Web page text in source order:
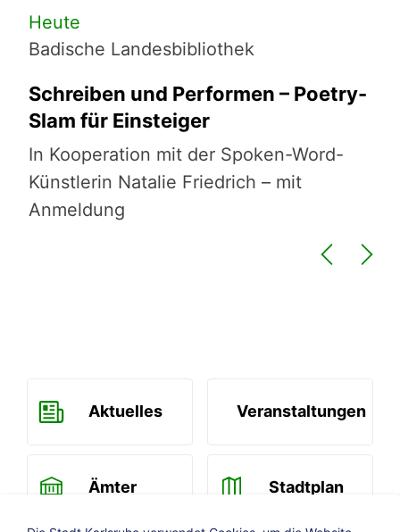
Heute
Badische Landesbibliothek
Schreiben und Performen – Poetry-
Slam für Einsteiger
In Kooperation mit der Spoken-Word-
Künstlerin Natalie Friedrich – mit
Anmeldung
Aktuelles Veranstaltungen
Ämter Stadtplan